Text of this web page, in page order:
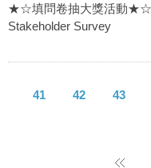
★☆填問卷抽大獎活動★☆
Stakeholder Survey
41 42 43